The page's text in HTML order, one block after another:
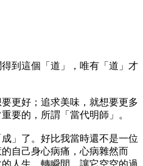
到這個「道」，唯有「道」才
更好；追求美味，就想要更多
要的，所謂「當代明師」。
」了。好比我當時還不是一位
自己身心病痛，心病雜然而
人生，轉瞬間，讓它空空的過